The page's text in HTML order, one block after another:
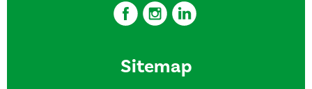
Sitemap